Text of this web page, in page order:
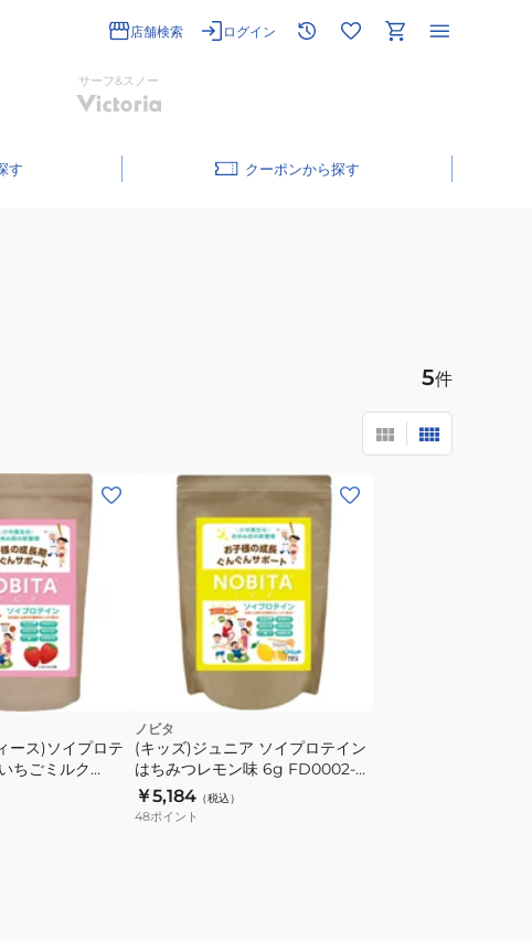
店舗検索 ログイン
サーフ&スノー
クーポン
5件
ース)ソイプロテ
ちごミルク
FD0002-005
ノビタ
(キッズ)ジュニア ソイプロテイン
はちみつレモン味 6g FD0002-
009 ジュニアプロテイン 成長サ
ポート 大豆プロテイン 栄養補給
￥5,184 （税込）
48ポイント